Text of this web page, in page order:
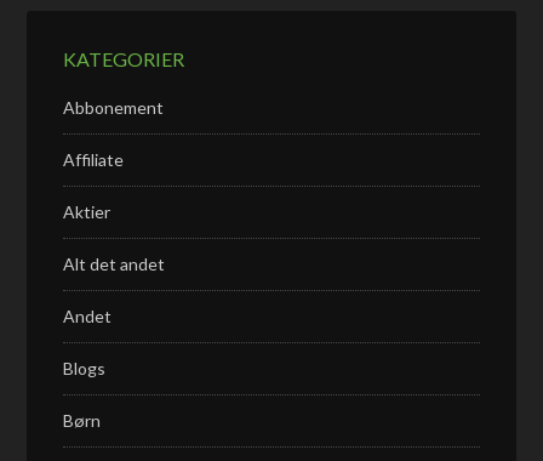
KATEGORIER
Abbonement
Affiliate
Aktier
Alt det andet
Andet
Blogs
Børn